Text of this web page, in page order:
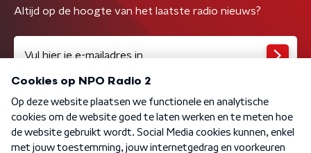
Altijd op de hoogte van het laatste radio nieuws?
Algemene voorwaarden